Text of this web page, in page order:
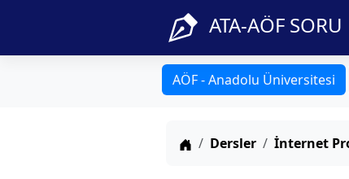
ATA-AÖF SORU
AÖF - Anadolu Üniversitesi
Anasayfa
Dersler İnternet